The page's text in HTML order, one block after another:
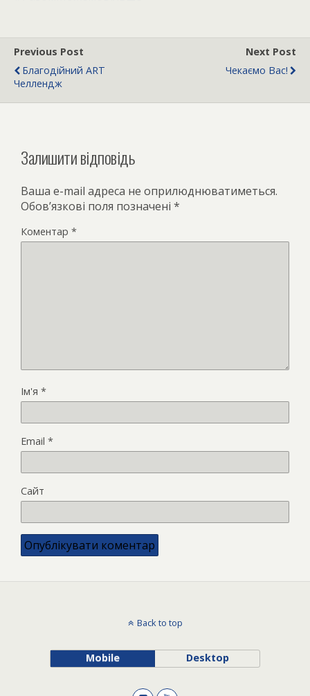
Previous Post
Благодійний ART
Челлендж
Next Post
Чекаємо Вас!
Залишити відповідь
Ваша e-mail адреса не оприлюднюватиметься.
Обов’язкові поля позначені *
Коментар *
Ім'я *
Email *
Сайт
Back to top
Mobile Desktop